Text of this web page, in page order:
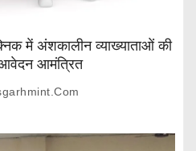
में अंशकालीन व्याख्याताओं की
आमंत्रित